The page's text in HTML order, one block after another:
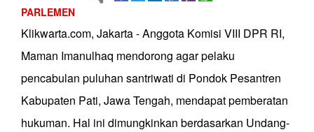
PARLEMEN
Klikwarta.com, Jakarta - Anggota Komisi VIII DPR RI,
Maman Imanulhaq mendorong agar pelaku
pencabulan puluhan santriwati di Pondok Pesantren
Kabupaten Pati, Jawa Tengah, mendapat pemberatan
hukuman. Hal ini dimungkinkan berdasarkan Undang-